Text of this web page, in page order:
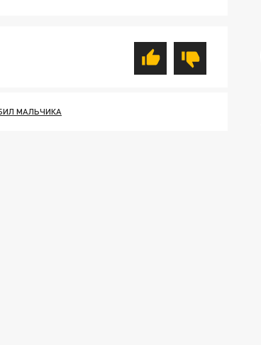
МАЛЬЧИКА